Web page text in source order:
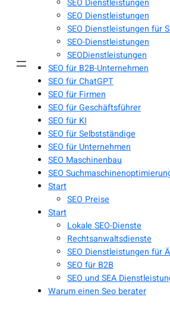
SEO Dienstleistungen
SEO Dienstleistungen
SEO Dienstleistungen für
SEO-Dienstleistungen
SEODienstleistungen
SEO für B2B-Unternehmen
SEO für ChatGPT
SEO für Firmen
SEO für Geschäftsführer
SEO für KI
SEO für Selbstständige
SEO für Unternehmen
SEO Maschinenbau
SEO
Start
SEO Preise
Start
Lokale SEO-Dienste
Rechtsanwaltsdienste
SEO Dienstleistungen für
SEO für B2B
SEO und SEA
Warum einen Seo berater